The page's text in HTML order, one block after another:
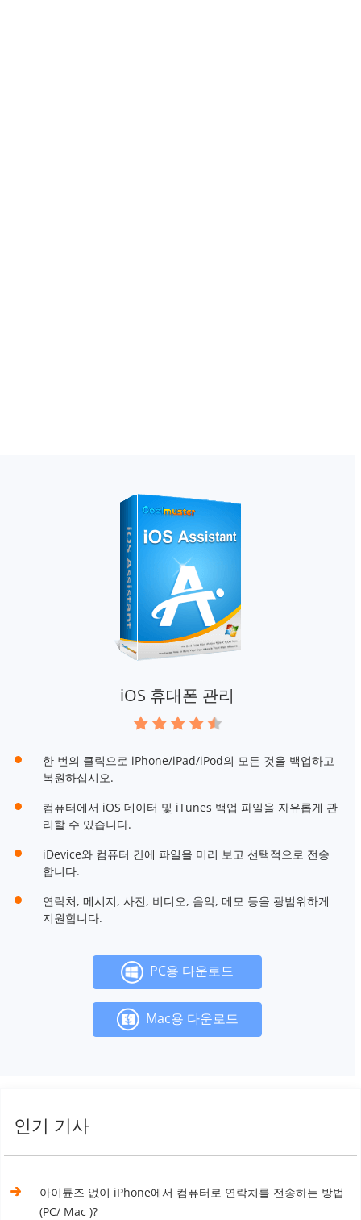
iOS 휴대폰 관리
한 번의 클릭으로 iPhone/iPad/iPod의 모든 것을 백업하고
복원하십시오.
컴퓨터에서 iOS 데이터 및 iTunes 백업 파일을 자유롭게 관
리할 수 있습니다.
iDevice와 컴퓨터 간에 파일을 미리 보고 선택적으로 전송
합니다.
연락처, 메시지, 사진, 비디오, 음악, 메모 등을 광범위하게
지원합니다.
PC용 다운로드
Mac용 다운로드
인기 기사
아이튠즈 없이 iPhone에서 컴퓨터로 연락처를 전송하는 방법
(PC/ Mac )?